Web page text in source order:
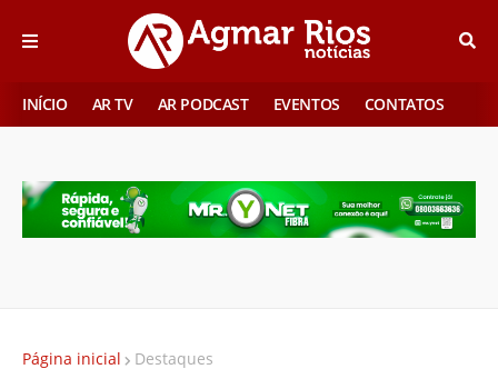
INÍCIO AR TV AR PODCAST EVENTOS CONTATOS
Página inicial Destaques